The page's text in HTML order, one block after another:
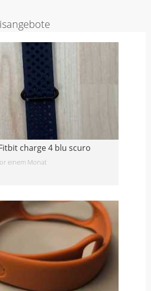
charge 4 blu scuro
einem Monat